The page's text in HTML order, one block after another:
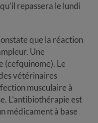
repassera le lundi
que la réaction
Une
(cefquinome). Le
vétérinaires
musculaire à
L’antibiothérapie est
médicament à base